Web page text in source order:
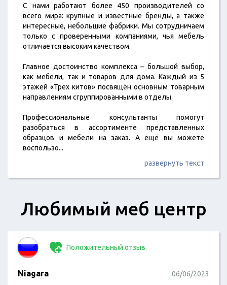
С нами работают более 450 производителей со
всего мира: крупные и известные бренды, а также
интересные, небольшие фабрики. Мы сотрудничаем
только с проверенными компаниями, чья мебель
отличается высоким качеством.
Главное достоинство комплекса – большой выбор,
как мебели, так и товаров для дома. Каждый из 5
этажей «Трех китов» посвящён основным товарным
направлениям сгруппированными в отделы.
Профессиональные консультанты помогут
разобраться в ассортименте представленных
образцов и мебели на заказ. А ещё вы можете
воспользо...
развернуть текст
Любимый меб центр
Положительный отзыв
Niagara 06/06/2023